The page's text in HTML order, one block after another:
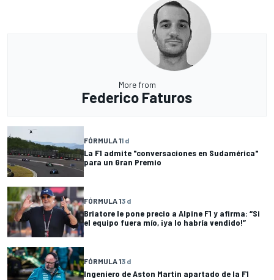
More from
Federico Faturos
FÓRMULA 11 d
La F1 admite "conversaciones en Sudamérica"
para un Gran Premio
FÓRMULA 13 d
Briatore le pone precio a Alpine F1 y afirma: “Si
el equipo fuera mío, ¡ya lo habría vendido!”
FÓRMULA 13 d
Ingeniero de Aston Martin apartado de la F1